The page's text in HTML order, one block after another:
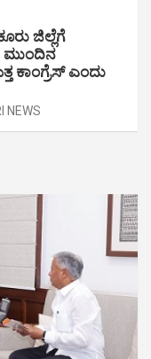
ಜಿಲ್ಲೆಗೆ
ಮುಂದಿನ
ಕಾಂಗ್ರೆಸ್ ಎಂದು
NEWS